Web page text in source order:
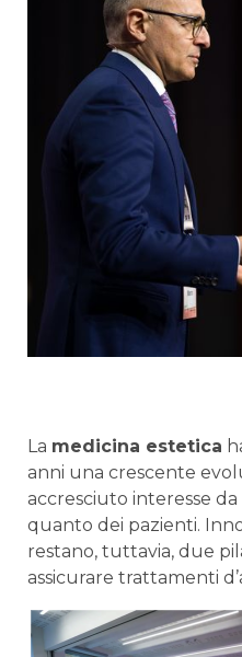
La medicina estetica
anni una crescente
accresciuto interesse
quanto dei pazienti.
restano, tuttavia, due
assicurare trattamenti